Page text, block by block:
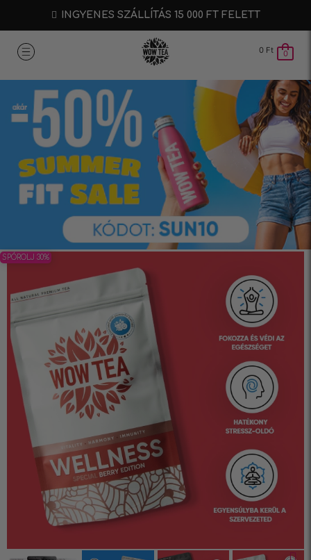
INGYENES SZÁLLÍTÁS 15 000 FT FELETT
0 Ft 0
SPÓROLJ 30%